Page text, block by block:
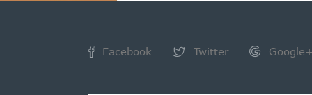
Facebook Twitter Google+